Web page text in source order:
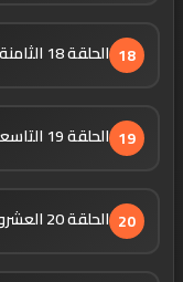
18 الحلقة 18 الثامنة عشر
19 الحلقة 19 التاسعة عشر
20 الحلقة 20 العشرون